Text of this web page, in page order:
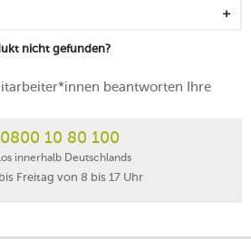
Kredenzen von Käse
nicht gefunden?
beantworten Ihre
0800 10 80 100
innerhalb Deutschlands
Freitag von 8 bis 17 Uhr